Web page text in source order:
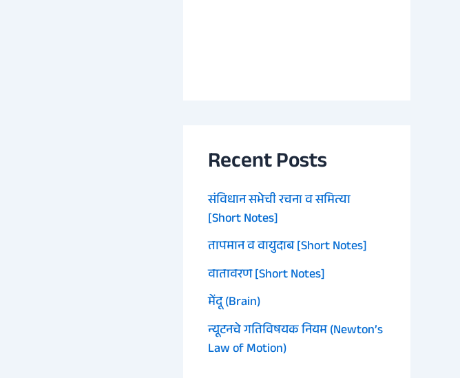
Recent Posts
संविधान सभेची रचना व समित्या
[Short Notes]
तापमान व वायुदाब [Short Notes]
वातावरण [Short Notes]
मेंदू (Brain)
न्यूटनचे गतिविषयक नियम (Newton’s
Law of Motion)